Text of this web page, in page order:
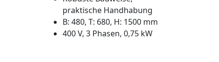
praktische Handhabung
B: 480, T: 680, H: 1500 mm
400 V, 3 Phasen, 0,75 kW